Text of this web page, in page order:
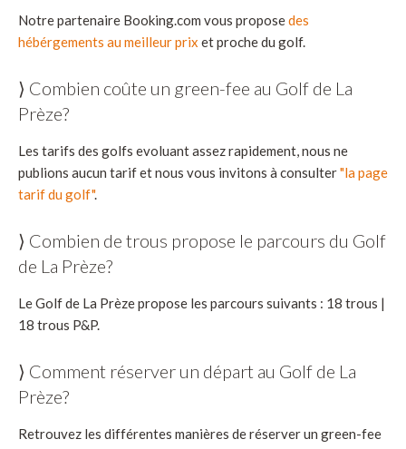
Notre partenaire Booking.com vous proposedes
hébérgements au meilleur prix et proche du golf.
⟩ Combien coûte un green-fee au Golf de La
Prèze?
Les tarifs des golfs evoluant assez rapidement, nous ne
publions aucun tarif et nous vous invitons à consulter"la page
tarif du golf".
⟩ Combien de trous propose le parcours du Golf
de La Prèze?
Le Golf de La Prèze propose les parcours suivants : 18 trous |
18 trous P&P.
⟩ Comment réserver un départ au Golf de La
Prèze?
Retrouvez les différentes manières de réserver un green-fee